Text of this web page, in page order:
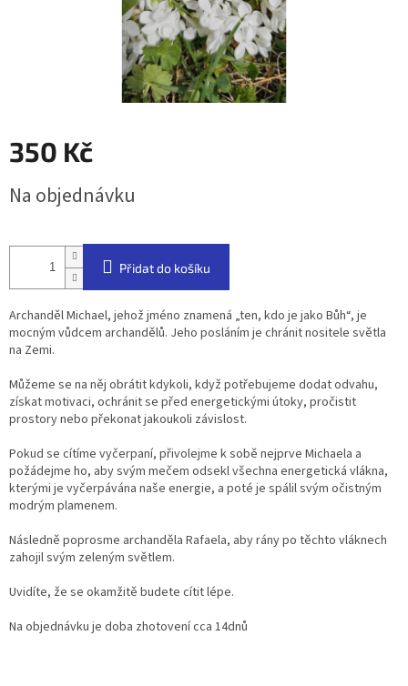
350 Kč
cena:
Na objednávku
Přidat do košíku
Archanděl Michael, jehož jméno znamená „ten, kdo je jako Bůh“, je
mocným vůdcem archandělů. Jeho posláním je chránit nositele světla
na Zemi.
Můžeme se na něj obrátit kdykoli, když potřebujeme dodat odvahu,
získat motivaci, ochránit se před energetickými útoky, pročistit
prostory nebo překonat jakoukoli závislost.
Pokud se cítíme vyčerpaní, přivolejme k sobě nejprve Michaela a
požádejme ho, aby svým mečem odsekl všechna energetická vlákna,
kterými je vyčerpávána naše energie, a poté je spálil svým očistným
modrým plamenem.
Následně poprosme archanděla Rafaela, aby rány po těchto vláknech
zahojil svým zeleným světlem.
Uvidíte, že se okamžitě budete cítit lépe.
Na objednávku je doba zhotovení cca 14dnů